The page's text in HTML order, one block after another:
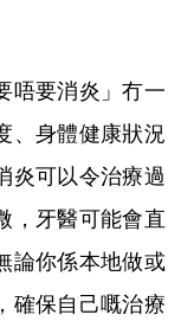
要消炎」冇一
、身體健康狀況
炎可以令治療過
，牙醫可能會直
論你係本地做或
確保自己嘅治療